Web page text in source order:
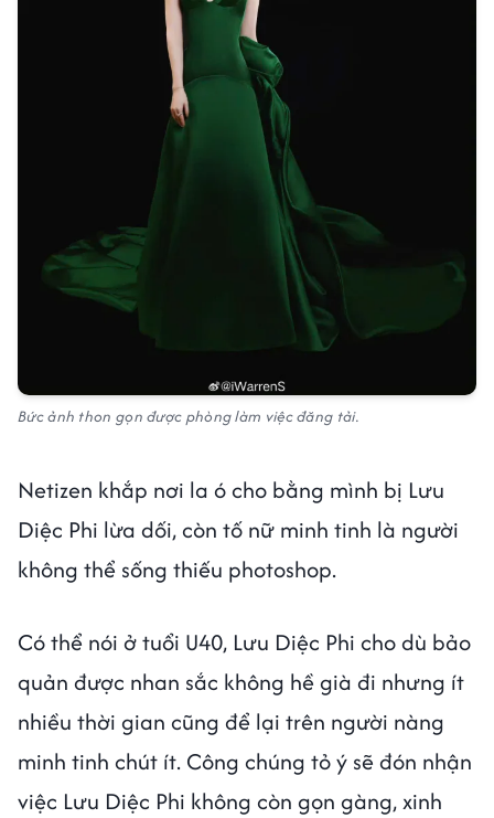
Bức ảnh thon gọn được phòng làm việc đăng tải.
Netizen khắp nơi la ó cho bằng mình bị Lưu
Diệc Phi lừa dối, còn tố nữ minh tinh là người
không thể sống thiếu photoshop.
Có thể nói ở tuổi U40, Lưu Diệc Phi cho dù bảo
quản được nhan sắc không hề già đi nhưng ít
nhiều thời gian cũng để lại trên người nàng
minh tinh chút ít. Công chúng tỏ ý sẽ đón nhận
việc Lưu Diệc Phi không còn gọn gàng, xinh